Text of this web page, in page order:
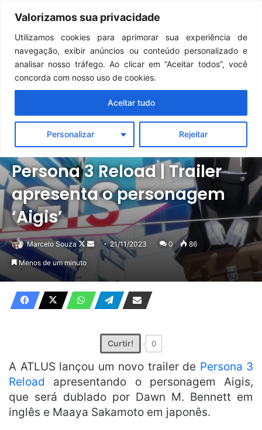
Valorizamos sua privacidade
Utilizamos cookies para aprimorar sua experiência de
navegação, exibir anúncios ou conteúdo personalizado e
analisar nosso tráfego. Ao clicar em “Aceitar todos”, você
concorda com nosso uso de cookies.
Personalizar Rejeitar
Aceitar tudo
Menu
Notícias Outros PlayStation Xbox
Persona 3 Reload | Trailer
apresenta o personagem
‘Aigis’
Marcelo Souza
Follow
Mande
um
21/11/2023 0 86
Menos de um minuto
Curtir! 0
A ATLUS lançou um novo trailer de Persona 3
Reload apresentando o personagem Aigis,
que será dublado por Dawn M. Bennett em
inglês e Maaya Sakamoto em japonês.